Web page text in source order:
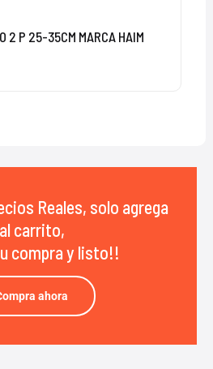
2 P 25-35CM MARCA HAIM
Reales, solo agrega
al carrito,
compra y listo!!
ahora